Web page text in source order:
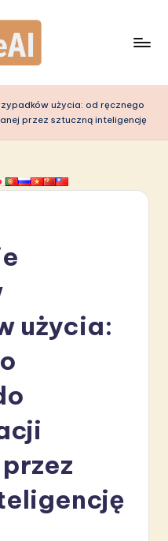
użycia: od ręcznego
przez sztuczną inteligencję
użycia: